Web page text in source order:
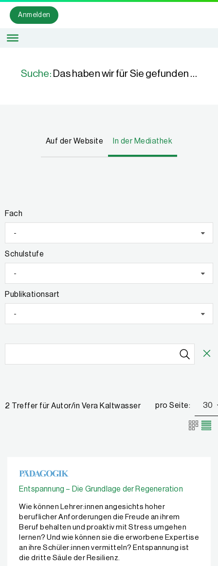
Anmelden
Suche: Das haben wir für Sie gefunden …
Auf der Website In der Mediathek
Fach
-
Schulstufe
-
Publikationsart
-
2 Treffer für Autor/in Vera Kaltwasser pro Seite: 30
Entspannung – Die Grundlage der Regeneration
Wie können Lehrer:innen angesichts hoher
beruflicher Anforderungen die Freude an ihrem
Beruf behalten und proaktiv mit Stress umgehen
lernen? Und wie können sie die erworbene Expertise
an ihre Schüler:innen vermitteln? Entspannung ist
die dritte Säule der Resilienz.